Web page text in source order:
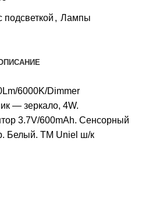
подсветкой , Лампы
6000K/Dimmer
— зеркало, 4W.
3.7V/600mAh. Сенсорный
Белый. ТМ Uniel ш/к